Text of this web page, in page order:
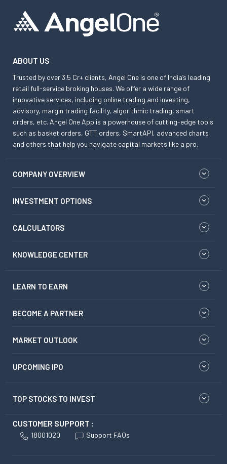
ABOUT US
Trusted by over 3.5 Cr+ clients, Angel One is one of India’s leading
retail full-service broking houses. We offer a wide range of
innovative services, including online trading and investing,
advisory, margin trading facility, algorithmic trading, smart
orders, etc. Angel One App is a powerhouse of cutting-edge tools
such as basket orders, GTT orders, SmartAPI, advanced charts
and others that help you navigate capital markets like a pro.
COMPANY OVERVIEW
INVESTMENT OPTIONS
CALCULATORS
KNOWLEDGE CENTER
LEARN TO EARN
BECOME A PARTNER
MARKET OUTLOOK
UPCOMING IPO
TOP STOCKS TO INVEST
CUSTOMER SUPPORT :
18001020 Support FAQs